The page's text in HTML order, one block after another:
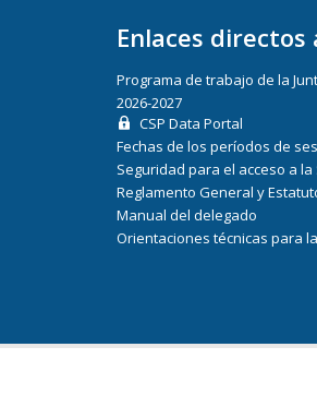
Enlaces directos
Programa de trabajo de la
2026-2027
CSP Data Portal
Fechas de los períodos de
Seguridad para el acceso a la
Reglamento General y
Manual del delegado
Orientaciones técnicas para